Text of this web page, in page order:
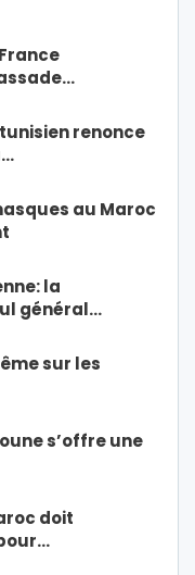
renonce
au Maroc
la
général…
sur les
s’offre une
doit